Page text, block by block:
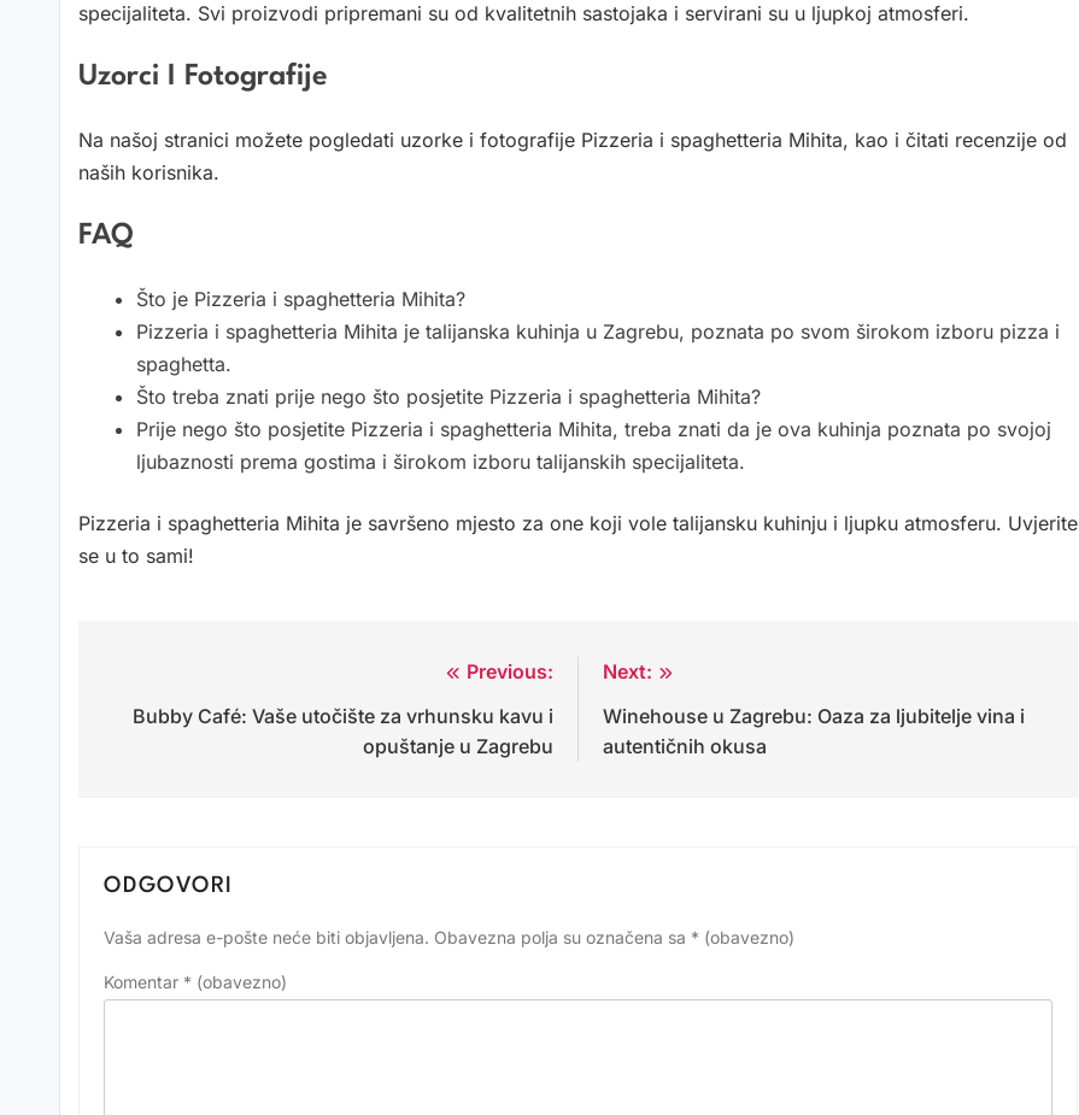
specijaliteta. Svi proizvodi pripremani su od kvalitetnih sastojaka i servirani su u ljupkoj atmosferi.
Uzorci I Fotografije
Na našoj stranici možete pogledati uzorke i fotografije Pizzeria i spaghetteria Mihita, kao i čitati recenzije od
naših korisnika.
FAQ
Što je Pizzeria i spaghetteria Mihita?
Pizzeria i spaghetteria Mihita je talijanska kuhinja u Zagrebu, poznata po svom širokom izboru pizza i
spaghetta.
Što treba znati prije nego što posjetite Pizzeria i spaghetteria Mihita?
Prije nego što posjetite Pizzeria i spaghetteria Mihita, treba znati da je ova kuhinja poznata po svojoj
ljubaznosti prema gostima i širokom izboru talijanskih specijaliteta.
Pizzeria i spaghetteria Mihita je savršeno mjesto za one koji vole talijansku kuhinju i ljupku atmosferu. Uvjerite
se u to sami!
objava
Previous:
Bubby Café: Vaše utočište za vrhunsku kavu i
opuštanje u Zagrebu
Next:
Winehouse u Zagrebu: Oaza za ljubitelje vina i
autentičnih okusa
ODGOVORI
Vaša adresa e-pošte neće biti objavljena. Obavezna polja su označena sa * (obavezno)
Komentar * (obavezno)
Alternative: